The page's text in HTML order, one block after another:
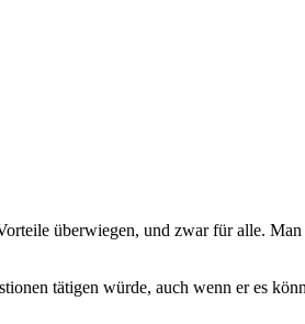
überwiegen, und zwar für alle.
tätigen würde, auch wenn er es